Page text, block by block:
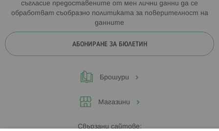
съгласие предоставените от мен лични данни да се
обработват съобразно политиката за поверителност на
данните
АБОНИРАНЕ ЗА БЮЛЕТИН
Брошури
Магазини
Свързани сайтове: